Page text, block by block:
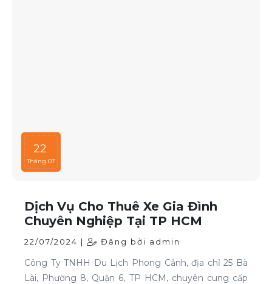
22
Tháng 07
Dịch Vụ Cho Thuê Xe Gia Đình
Chuyên Nghiệp Tại TP HCM
22/07/2024 | Đăng bởi admin
Công Ty TNHH Du Lịch Phong Cảnh, địa chỉ 25 Bà
Lài, Phường 8, Quận 6, TP HCM, chuyên cung cấp